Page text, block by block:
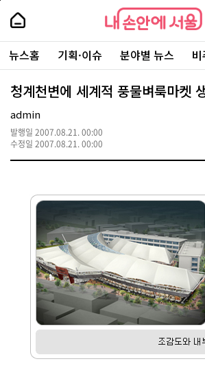
본
로
가
내
손
안
에
서
울
-
서
울
시
대
표
소
내
손
에
울
주
요
서
뉴스홈 기획·이슈 분야별 뉴스
청계천변에 세계적 풍물벼룩마켓
admin
발행일 2007.08.21. 00:00
수정일 2007.08.21. 00:00
페
상
단
로